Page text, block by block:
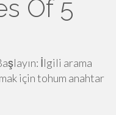
Of 5
İlgili arama
için tohum anahtar